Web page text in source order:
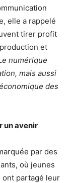
elle a rappelé
tirer profit
et
numérique
mais aussi
des
un avenir
par des
où jeunes
ont partagé leur